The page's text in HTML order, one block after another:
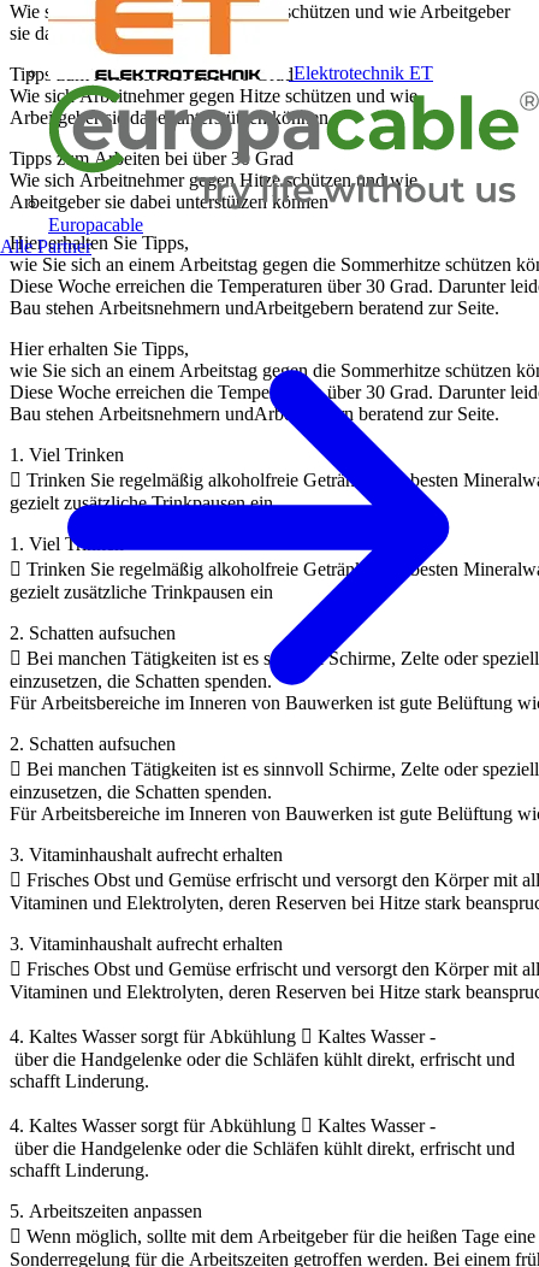
Elektrotechnik ET
Europacable
Alle Partner
Wie sich Arbeitnehmer gegen Hitze schützen und wie Arbeitgeber
sie dabei unterstützen können
Tipps zum Arbeiten bei über 30 Grad
Wie sich Arbeitnehmer gegen Hitze schützen und wie
Arbeitgeber sie dabei unterstützen können
Tipps zum Arbeiten bei über 30 Grad
Wie sich Arbeitnehmer gegen Hitze schützen und wie
Arbeitgeber sie dabei unterstützen können
Hier erhalten Sie Tipps,
wie Sie sich an einem Arbeitstag gegen die Sommerhitze schützen
Diese Woche erreichen die Temperaturen über 30 Grad. Darunter
Bau stehen Arbeitsnehmern undArbeitgebern beratend zur Seite.
Hier erhalten Sie Tipps,
wie Sie sich an einem Arbeitstag gegen die Sommerhitze schützen
Diese Woche erreichen die Temperaturen über 30 Grad. Darunter
Bau stehen Arbeitsnehmern undArbeitgebern beratend zur Seite.
1. Viel Trinken
 Trinken Sie regelmäßig alkoholfreie Getränke, am besten
gezielt zusätzliche Trinkpausen ein
1. Viel Trinken
 Trinken Sie regelmäßig alkoholfreie Getränke, am besten
gezielt zusätzliche Trinkpausen ein
2. Schatten aufsuchen
 Bei manchen Tätigkeiten ist es sinnvoll Schirme, Zelte oder
einzusetzen, die Schatten spenden.
Für Arbeitsbereiche im Inneren von Bauwerken ist gute Belüftung
2. Schatten aufsuchen
 Bei manchen Tätigkeiten ist es sinnvoll Schirme, Zelte oder
einzusetzen, die Schatten spenden.
Für Arbeitsbereiche im Inneren von Bauwerken ist gute Belüftung
3. Vitaminhaushalt aufrecht erhalten
 Frisches Obst und Gemüse erfrischt und versorgt den Körper mit
Vitaminen und Elektrolyten, deren Reserven bei Hitze stark
3. Vitaminhaushalt aufrecht erhalten
 Frisches Obst und Gemüse erfrischt und versorgt den Körper mit
Vitaminen und Elektrolyten, deren Reserven bei Hitze stark
4. Kaltes Wasser sorgt für Abkühlung  Kaltes Wasser ‐
über die Handgelenke oder die Schläfen kühlt direkt, erfrischt und
schafft Linderung.
4. Kaltes Wasser sorgt für Abkühlung  Kaltes Wasser ‐
über die Handgelenke oder die Schläfen kühlt direkt, erfrischt und
schafft Linderung.
5. Arbeitszeiten anpassen
 Wenn möglich, sollte mit dem Arbeitgeber für die heißen Tage eine
Sonderregelung für die Arbeitszeiten getroffen werden. Bei einem